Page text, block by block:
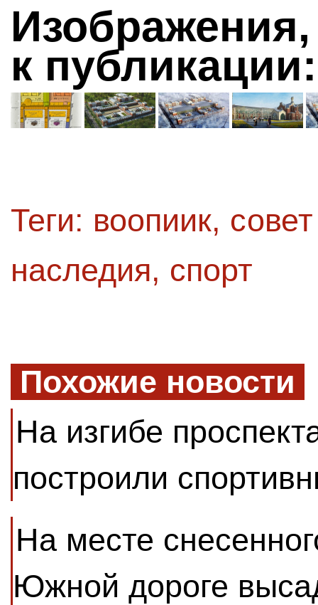
к публикации:
Теги: воопиик,
наследия, спорт
Похожие новости
На изгибе
построили
На месте
Южной дороге